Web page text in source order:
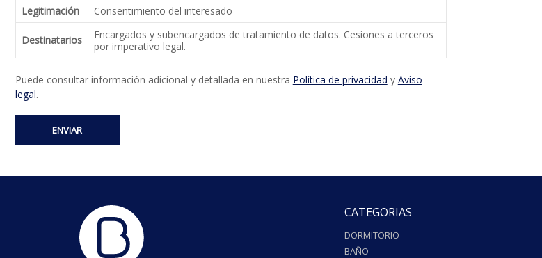
Legitimación
Consentimiento del interesado
Destinatarios
Encargados y subencargados de tratamiento de datos. Cesiones a terceros
por imperativo legal.
Puede consultar información adicional y detallada en nuestra Política de privacidad y Aviso
legal.
ENVIAR
CATEGORIAS
DORMITORIO
BAÑO